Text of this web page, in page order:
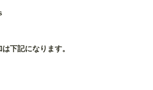
下記になります。